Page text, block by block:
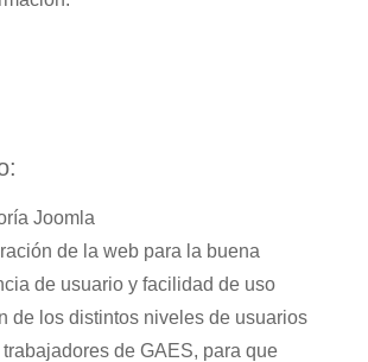
Joomla
de la web para la buena
de usuario y facilidad de uso
de los distintos niveles de usuarios
de GAES, para que